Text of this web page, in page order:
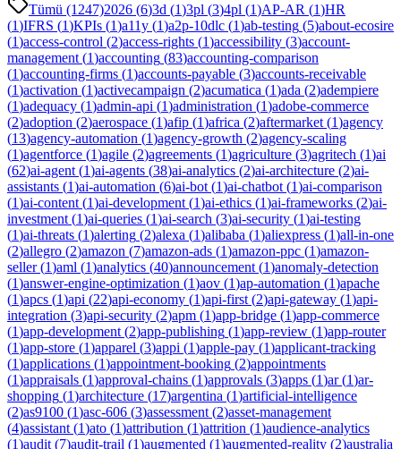
Tümü (1247)2026 (6)3d (1)3pl (3)4pl (1)AP-AR (1)HR
(1)IFRS (1)KPIs (1)a11y (1)a2p-10dlc (1)ab-testing (5)about-ecosire
(1)access-control (2)access-rights (1)accessibility (3)account-
management (1)accounting (83)accounting-comparison
(1)accounting-firms (1)accounts-payable (3)accounts-receivable
(1)activation (1)activecampaign (2)acumatica (1)ada (2)adempiere
(1)adequacy (1)admin-api (1)administration (1)adobe-commerce
(2)adoption (2)aerospace (1)afip (1)africa (2)aftermarket (1)agency
(13)agency-automation (1)agency-growth (2)agency-scaling
(1)agentforce (1)agile (2)agreements (1)agriculture (3)agritech (1)ai
(62)ai-agent (1)ai-agents (38)ai-analytics (2)ai-architecture (2)ai-
assistants (1)ai-automation (6)ai-bot (1)ai-chatbot (1)ai-comparison
(1)ai-content (1)ai-development (1)ai-ethics (1)ai-frameworks (2)ai-
investment (1)ai-queries (1)ai-search (3)ai-security (1)ai-testing
(1)ai-threats (1)alerting (2)alexa (1)alibaba (1)aliexpress (1)all-in-one
(2)allegro (2)amazon (7)amazon-ads (1)amazon-ppc (1)amazon-
seller(1)aml (1)analytics (40)announcement (1)anomaly-detection
(1)answer-engine-optimization (1)aov (1)ap-automation (1)apache
(1)apcs (1)api (22)api-economy (1)api-first (2)api-gateway (1)api-
integration (3)api-security (2)apm (1)app-bridge (1)app-commerce
(1)app-development (2)app-publishing (1)app-review (1)app-router
(1)app-store (1)apparel (3)appi (1)apple-pay (1)applicant-tracking
(1)applications (1)appointment-booking (2)appointments
(1)appraisals (1)approval-chains (1)approvals (3)apps (1)ar(1)ar-
shopping (1)architecture (17)argentina (1)artificial-intelligence
(2)as9100 (1)asc-606 (3)assessment (2)asset-management
(4)assistant (1)ato (1)attribution (1)attrition (1)audience-analytics
(1)audit (7)audit-trail (1)augmented (1)augmented-reality (2)australia